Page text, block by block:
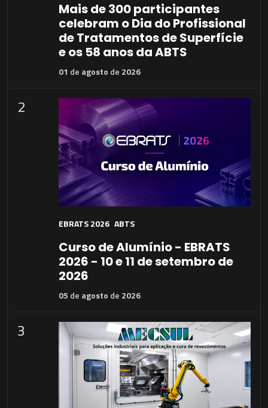
Mais de 300 participantes
celebram o Dia do Profissional
de Tratamentos de Superfície
e os 58 anos da ABTS
01 de agosto de 2026
2
EBRATS 2026 ABTS
Curso de Alumínio - EBRATS
2026 - 10 e 11 de setembro de
2026
05 de agosto de 2026
3